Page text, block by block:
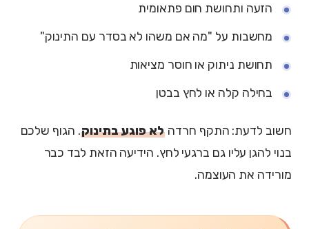
הזעה ותחושת חום פתאומית
מחשבות על "מה אם משהו לא בסדר עם התינוק"
תחושת ניתוק או חוסר מציאות
בחילה קלה או לחץ בבטן
חשוב לדעת: התקף חרדה לא פוגע בתינוק. הגוף שלכם
בנוי להגן עליו גם ברגעי לחץ. הידיעה הזאת לבד כבר
מורידה את העוצמה.